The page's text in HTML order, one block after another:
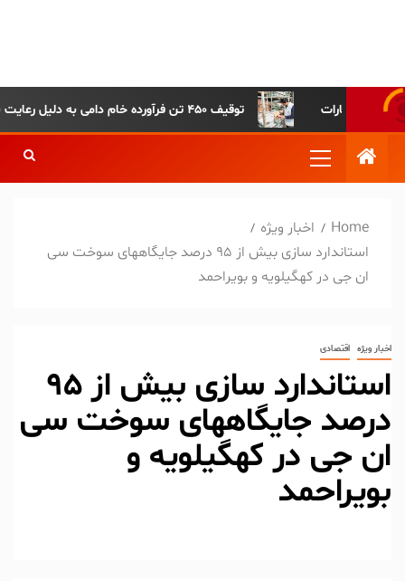
توقیف ۴۵۰ تن فرآورده خام دامی به دلیل رعایت نکردن ضوابط بهداشتی
Home
اخبار ویژه
استاندارد سازی بیش از ۹۵ درصد جایگاههای سوخت سی
ان جی در کهگیلویه و بویراحمد
اخبار ویژه اقتصادی
استاندارد سازی بیش از ۹۵
درصد جایگاههای سوخت سی
ان جی در کهگیلویه و
بویراحمد